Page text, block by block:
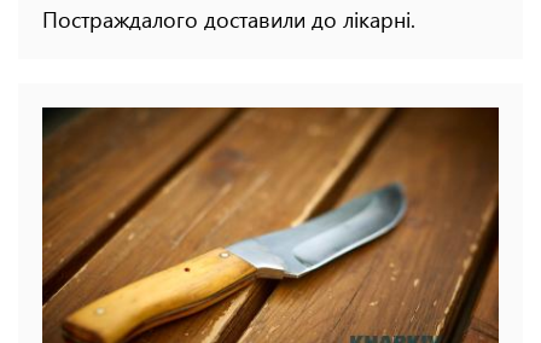
Постраждалого доставили до лікарні.